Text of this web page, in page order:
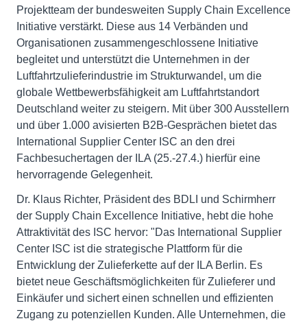
Projektteam der bundesweiten Supply Chain Excellence
Initiative verstärkt. Diese aus 14 Verbänden und
Organisationen zusammengeschlossene Initiative
begleitet und unterstützt die Unternehmen in der
Luftfahrtzulieferindustrie im Strukturwandel, um die
globale Wettbewerbsfähigkeit am Luftfahrtstandort
Deutschland weiter zu steigern. Mit über 300 Ausstellern
und über 1.000 avisierten B2B-Gesprächen bietet das
International Supplier Center ISC an den drei
Fachbesuchertagen der ILA (25.-27.4.) hierfür eine
hervorragende Gelegenheit.
Dr. Klaus Richter, Präsident des BDLI und Schirmherr
der Supply Chain Excellence Initiative, hebt die hohe
Attraktivität des ISC hervor: "Das International Supplier
Center ISC ist die strategische Plattform für die
Entwicklung der Zulieferkette auf der ILA Berlin. Es
bietet neue Geschäftsmöglichkeiten für Zulieferer und
Einkäufer und sichert einen schnellen und effizienten
Zugang zu potenziellen Kunden. Alle Unternehmen, die